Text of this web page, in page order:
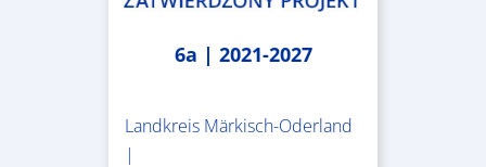
6a | 2021-2027
Landkreis Märkisch-Oderland
|